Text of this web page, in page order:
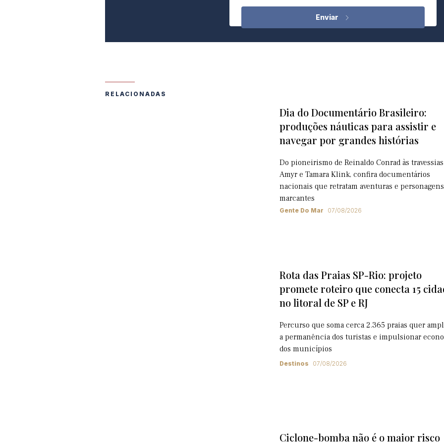
RELACIONADAS
Dia do Documentário Brasileiro:
produções náuticas para assistir e
navegar por grandes histórias
Do pioneirismo de Reinaldo Conrad às
Amyr e Tamara Klink, confira documentários
nacionais que retratam aventuras e personagens
marcantes
Gente Do Mar 07/08/2026
Rota das Praias SP-Rio: projeto
promete roteiro que conecta 15
no litoral de SP e RJ
Percurso que soma cerca 2.365 praias quer
a permanência dos turistas e impulsionar
dos municípios
Destinos 07/08/2026
Ciclone-bomba não é o maior risco